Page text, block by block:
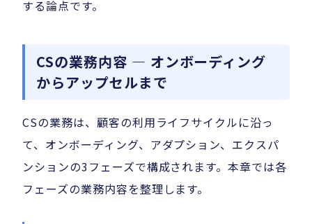
する論点です。
CSの業務内容 — オンボーディング
からアップセルまで
CSの業務は、顧客の利用ライフサイクルに沿っ
て、オンボーディング、アダプション、エクスパ
ンションの3フェーズで構成されます。本章では各
フェーズの業務内容を整理します。